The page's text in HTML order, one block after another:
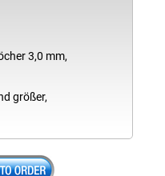
3,0 mm,
größer,